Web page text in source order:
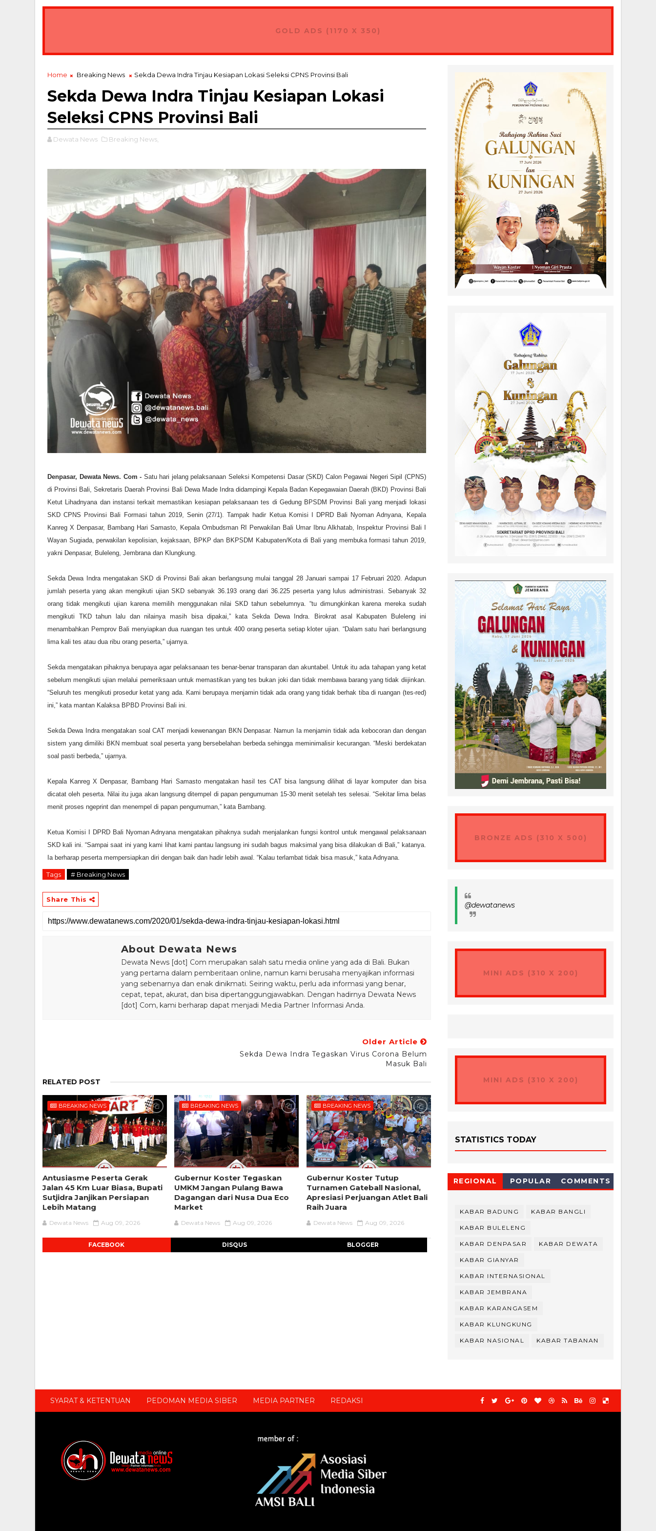
GOLD ADS (1170 X 350)
Home Breaking News Sekda Dewa Indra Tinjau Kesiapan Lokasi Seleksi CPNS Provinsi Bali
Sekda Dewa Indra Tinjau Kesiapan Lokasi
Seleksi CPNS Provinsi Bali
Dewata News Breaking News,
Denpasar, Dewata News. Com - Satu hari jelang pelaksanaan Seleksi Kompetensi Dasar (SKD) Calon Pegawai Negeri Sipil (CPNS)
di Provinsi Bali, Sekretaris Daerah Provinsi Bali Dewa Made Indra didampingi Kepala Badan Kepegawaian Daerah (BKD) Provinsi Bali
Ketut Lihadnyana dan instansi terkait memastikan kesiapan pelaksanaan tes di Gedung BPSDM Provinsi Bali yang menjadi lokasi
SKD CPNS Provinsi Bali Formasi tahun 2019, Senin (27/1). Tampak hadir Ketua Komisi I DPRD Bali Nyoman Adnyana, Kepala
Kanreg X Denpasar, Bambang Hari Samasto, Kepala Ombudsman RI Perwakilan Bali Umar Ibnu Alkhatab, Inspektur Provinsi Bali I
Wayan Sugiada, perwakilan kepolisian, kejaksaan, BPKP dan BKPSDM Kabupaten/Kota di Bali yang membuka formasi tahun 2019,
yakni Denpasar, Buleleng, Jembrana dan Klungkung.
Sekda Dewa Indra mengatakan SKD di Provinsi Bali akan berlangsung mulai tanggal 28 Januari sampai 17 Februari 2020. Adapun
jumlah peserta yang akan mengikuti ujian SKD sebanyak 36.193 orang dari 36.225 peserta yang lulus administrasi. Sebanyak 32
orang tidak mengikuti ujian karena memilih menggunakan nilai SKD tahun sebelumnya. “tu dimungkinkan karena mereka sudah
mengikuti TKD tahun lalu dan nilainya masih bisa dipakai,” kata Sekda Dewa Indra. Birokrat asal Kabupaten Buleleng ini
menambahkan Pemprov Bali menyiapkan dua ruangan tes untuk 400 orang peserta setiap kloter ujian. “Dalam satu hari berlangsung
lima kali tes atau dua ribu orang peserta,” ujarnya.
Sekda mengatakan pihaknya berupaya agar pelaksanaan tes benar-benar transparan dan akuntabel. Untuk itu ada tahapan yang ketat
sebelum mengikuti ujian melalui pemeriksaan untuk memastikan yang tes bukan joki dan tidak membawa barang yang tidak diijinkan.
“Seluruh tes mengikuti prosedur ketat yang ada. Kami berupaya menjamin tidak ada orang yang tidak berhak tiba di ruangan (tes-red)
ini,” kata mantan Kalaksa BPBD Provinsi Bali ini.
Sekda Dewa Indra mengatakan soal CAT menjadi kewenangan BKN Denpasar. Namun Ia menjamin tidak ada kebocoran dan dengan
sistem yang dimiliki BKN membuat soal peserta yang bersebelahan berbeda sehingga meminimalisir kecurangan. “Meski berdekatan
soal pasti berbeda,” ujarnya.
Kepala Kanreg X Denpasar, Bambang Hari Samasto mengatakan hasil tes CAT bisa langsung dilihat di layar komputer dan bisa
dicatat oleh peserta. Nilai itu juga akan langsung ditempel di papan pengumuman 15-30 menit setelah tes selesai. “Sekitar lima belas
menit proses ngeprint dan menempel di papan pengumuman,” kata Bambang.
Ketua Komisi I DPRD Bali Nyoman Adnyana mengatakan pihaknya sudah menjalankan fungsi kontrol untuk mengawal pelaksanaan
SKD kali ini. “Sampai saat ini yang kami lihat kami pantau langsung ini sudah bagus maksimal yang bisa dilakukan di Bali,” katanya.
Ia berharap peserta mempersiapkan diri dengan baik dan hadir lebih awal. “Kalau terlambat tidak bisa masuk,” kata Adnyana.
Tags # Breaking News
Share This
About Dewata News
Dewata News [dot] Com merupakan salah satu media online yang ada di Bali. Bukan
yang pertama dalam pemberitaan online, namun kami berusaha menyajikan informasi
yang sebenarnya dan enak dinikmati. Seiring waktu, perlu ada informasi yang benar,
cepat, tepat, akurat, dan bisa dipertanggungjawabkan. Dengan hadirnya Dewata News
[dot] Com, kami berharap dapat menjadi Media Partner Informasi Anda.
Older Article
Sekda Dewa Indra Tegaskan Virus Corona Belum
Masuk Bali
RELATED POST
BREAKING NEWS
Antusiasme Peserta Gerak
Jalan 45 Km Luar Biasa, Bupati
Sutjidra Janjikan Persiapan
Lebih Matang
Dewata News Aug 09, 2026
BREAKING NEWS
Gubernur Koster Tegaskan
UMKM Jangan Pulang Bawa
Dagangan dari Nusa Dua Eco
Market
Dewata News Aug 09, 2026
BREAKING NEWS
Gubernur Koster Tutup
Turnamen Gateball Nasional,
Apresiasi Perjuangan Atlet Bali
Raih Juara
Dewata News Aug 09, 2026
FACEBOOK DISQUS BLOGGER
BRONZE ADS (310 X 500)
@dewatanews
MINI ADS (310 X 200)
MINI ADS (310 X 200)
STATISTICS TODAY
REGIONAL POPULAR COMMENTS
KABAR BADUNG KABAR BANGLI
KABAR BULELENG
KABAR DENPASAR KABAR DEWATA
KABAR GIANYAR
KABAR INTERNASIONAL
KABAR JEMBRANA
KABAR KARANGASEM
KABAR KLUNGKUNG
KABAR NASIONAL KABAR TABANAN
SYARAT & KETENTUAN PEDOMAN MEDIA SIBER MEDIA PARTNER REDAKSI